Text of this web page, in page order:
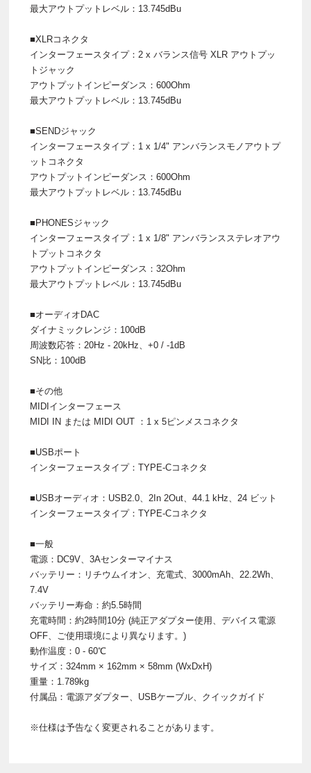
最大アウトプットレベル：13.745dBu
■XLRコネクタ
インターフェースタイプ：2 x バランス信号 XLR アウトプッ
トジャック
アウトプットインピーダンス：600Ohm
最大アウトプットレベル：13.745dBu
■SENDジャック
インターフェースタイプ：1 x 1/4" アンバランスモノアウトプ
ットコネクタ
アウトプットインピーダンス：600Ohm
最大アウトプットレベル：13.745dBu
■PHONESジャック
インターフェースタイプ：1 x 1/8" アンバランスステレオアウ
トプットコネクタ
アウトプットインピーダンス：32Ohm
最大アウトプットレベル：13.745dBu
■オーディオDAC
ダイナミックレンジ：100dB
周波数応答：20Hz - 20kHz、+0 / -1dB
SN比：100dB
■その他
MIDIインターフェース
MIDI IN または MIDI OUT ：1 x 5ピンメスコネクタ
■USBポート
インターフェースタイプ：TYPE-Cコネクタ
■USBオーディオ：USB2.0、2In 2Out、44.1 kHz、24 ビット
インターフェースタイプ：TYPE-Cコネクタ
■一般
電源：DC9V、3Aセンターマイナス
バッテリー：リチウムイオン、充電式、3000mAh、22.2Wh、
7.4V
バッテリー寿命：約5.5時間
充電時間：約2時間10分 (純正アダプター使用、デバイス電源
OFF、ご使用環境により異なります。)
動作温度：0 - 60℃
サイズ：324mm × 162mm × 58mm (WxDxH)
重量：1.789kg
付属品：電源アダプター、USBケーブル、クイックガイド
※仕様は予告なく変更されることがあります。